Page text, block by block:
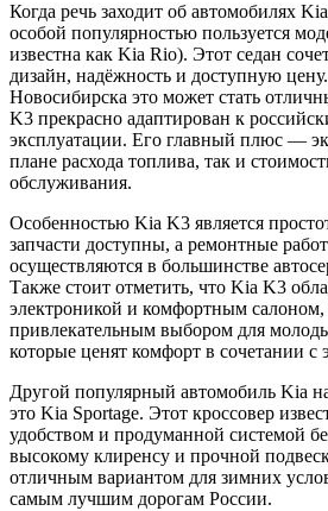
Когда речь заходит об автомобилях
особой популярностью пользуется
известна как Kia Rio). Этот седан
дизайн, надёжность и доступную
Новосибирска это может стать
K3 прекрасно адаптирован к
эксплуатации. Его главный плюс —
плане расхода топлива, так и
обслуживания.
Особенностью Kia K3 является
запчасти доступны, а ремонтные
осуществляются в большинстве
Также стоит отметить, что Kia K3
электроникой и комфортным салоном,
привлекательным выбором для
которые ценят комфорт в сочетании с
Другой популярный автомобиль Kia
это Kia Sportage. Этот кроссовер
удобством и продуманной системой
высокому клиренсу и прочной
отличным вариантом для зимних
самым лучшим дорогам России.